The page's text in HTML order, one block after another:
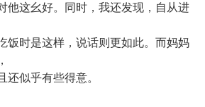
他这幺好。同时，我还发现，自从进
饭时是这样，说话则更如此。而妈妈
还似乎有些得意。